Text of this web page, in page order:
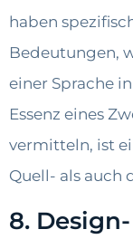
haben
Bedeutungen,
einer Sprache
Essenz eines
vermitteln, ist
Quell- als auch
8.